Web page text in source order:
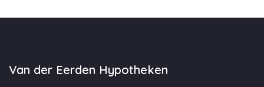
Van der Eerden Hypotheken